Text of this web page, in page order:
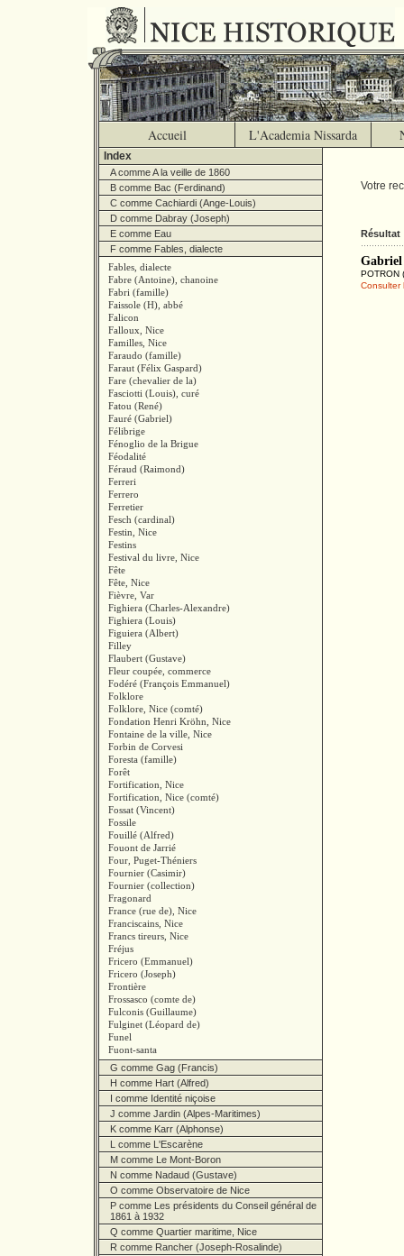
Accueil L'Academia Nissarda
Index
A comme A la veille de 1860
B comme Bac (Ferdinand)
C comme Cachiardi (Ange-Louis)
D comme Dabray (Joseph)
E comme Eau
F comme Fables, dialecte
Fables, dialecte
Fabre (Antoine), chanoine
Fabri (famille)
Faissole (H), abbé
Falicon
Falloux, Nice
Familles, Nice
Faraudo (famille)
Faraut (Félix Gaspard)
Fare (chevalier de la)
Fasciotti (Louis), curé
Fatou (René)
Fauré (Gabriel)
Félibrige
Fénoglio de la Brigue
Féodalité
Féraud (Raimond)
Ferreri
Ferrero
Ferretier
Fesch (cardinal)
Festin, Nice
Festins
Festival du livre, Nice
Fête
Fête, Nice
Fièvre, Var
Fighiera (Charles-Alexandre)
Fighiera (Louis)
Figuiera (Albert)
Filley
Flaubert (Gustave)
Fleur coupée, commerce
Fodéré (François Emmanuel)
Folklore
Folklore, Nice (comté)
Fondation Henri Kröhn, Nice
Fontaine de la ville, Nice
Forbin de Corvesi
Foresta (famille)
Forêt
Fortification, Nice
Fortification, Nice (comté)
Fossat (Vincent)
Fossile
Fouillé (Alfred)
Fouont de Jarrié
Four, Puget-Théniers
Fournier (Casimir)
Fournier (collection)
Fragonard
France (rue de), Nice
Franciscains, Nice
Francs tireurs, Nice
Fréjus
Fricero (Emmanuel)
Fricero (Joseph)
Frontière
Frossasco (comte de)
Fulconis (Guillaume)
Fulginet (Léopard de)
Funel
Fuont-santa
G comme Gag (Francis)
H comme Hart (Alfred)
I comme Identité niçoise
J comme Jardin (Alpes-Maritimes)
K comme Karr (Alphonse)
L comme L'Escarène
M comme Le Mont-Boron
N comme Nadaud (Gustave)
O comme Observatoire de Nice
P comme Les présidents du Conseil général de
1861 à 1932
Q comme Quartier maritime, Nice
R comme Rancher (Joseph-Rosalinde)
Votre
Résultat
Gabriel
POTRON
Consulter